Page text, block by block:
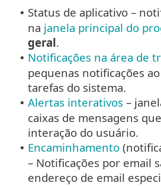
• Status de aplicativo –
na janela principal do
geral.
• Notificações na área de
pequenas notificações
tarefas do sistema.
• Alertas interativos –
caixas de mensagens
interação do usuário.
• Encaminhamento
– Notificações por email
endereço de email